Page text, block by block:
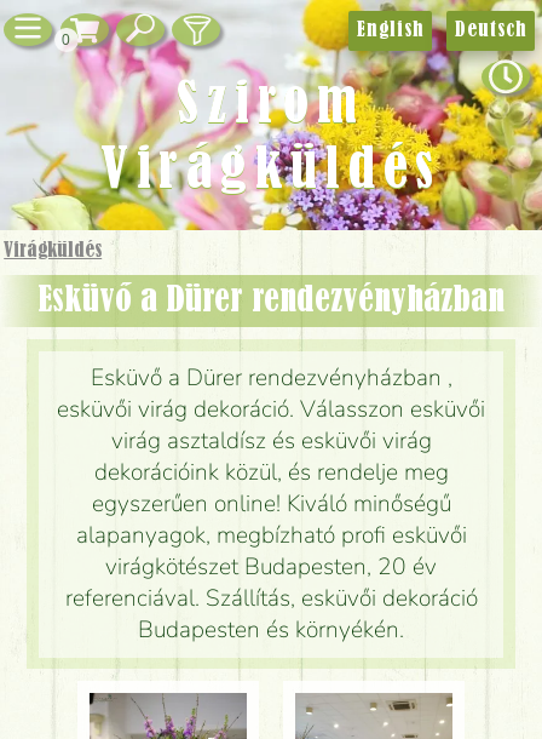
0
Virágküldés
Esküvő a Dürer rendezvényházban
Esküvő a Dürer rendezvényházban ,
esküvői virág dekoráció. Válasszon esküvői
virág asztaldísz és esküvői virág
dekorációink közül, és rendelje meg
egyszerűen online! Kiváló minőségű
alapanyagok, megbízható profi esküvői
virágkötészet Budapesten, 20 év
referenciával. Szállítás, esküvői dekoráció
Budapesten és környékén.
English Deutsch
Szirom
Virágküldés